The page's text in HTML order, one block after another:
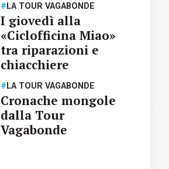
# LA TOUR VAGABONDE
I giovedì alla
«Ciclofficina Miao»
tra riparazioni e
chiacchiere
# LA TOUR VAGABONDE
Cronache mongole
dalla Tour
Vagabonde